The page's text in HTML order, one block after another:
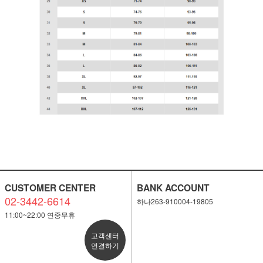
CUSTOMER CENTER
02-3442-6614
11:00~22:00 연중무휴
고객센터
연결하기
BANK ACCOUNT
하나263-910004-19805